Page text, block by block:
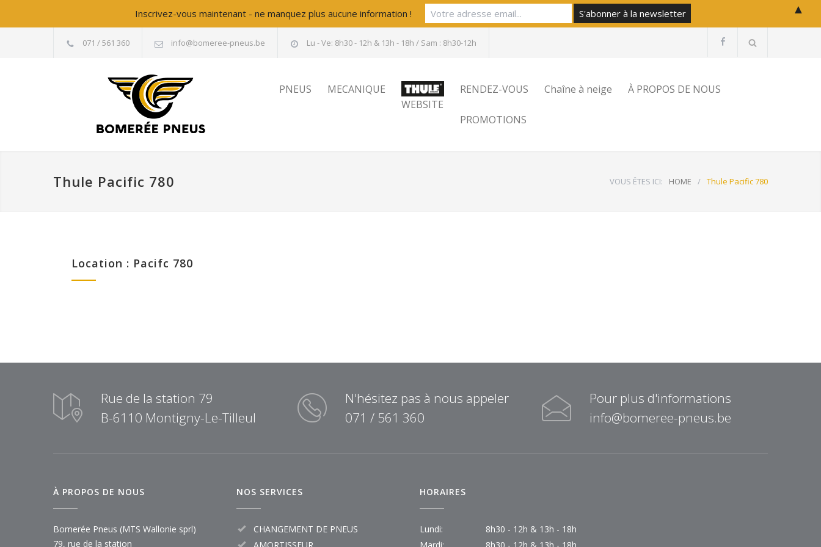
071 / 561 360 info@bomeree-pneus.be Lu - Ve: 8h30 - 12h & 13h - 18h / Sam : 8h30-12h
PNEUS
MECANIQUE
WEBSITE
RENDEZ-VOUS Chaîne à neige À PROPOS DE NOUS
PROMOTIONS
Thule Pacific 780 VOUS ÊTES ICI: HOME / Thule Pacific 780
Location : Pacifc 780
Rue de la station 79
B-6110 Montigny-Le-Tilleul
N'hésitez pas à nous appeler
071 / 561 360
Pour plus d'informations
info@bomeree-pneus.be
À PROPOS DE NOUS
Bomerée Pneus (MTS Wallonie sprl)
79, rue de la station
NOS SERVICES
CHANGEMENT DE PNEUS
HORAIRES
Lundi:
8h30 - 12h & 13h - 18h
Inscrivez-vous maintenant - ne manquez plus aucune information ! ▲